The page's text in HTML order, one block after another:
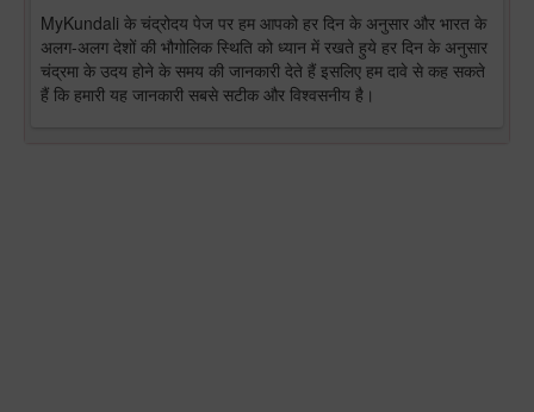
MyKundali के चंद्रोदय पेज पर हम आपको हर दिन के अनुसार और भारत के
अलग-अलग देशों की भौगोलिक स्थिति को ध्यान में रखते हुये हर दिन के अनुसार
चंद्रमा के उदय होने के समय की जानकारी देते हैं इसलिए हम दावे से कह सकते
हैं कि हमारी यह जानकारी सबसे सटीक और विश्वसनीय है।